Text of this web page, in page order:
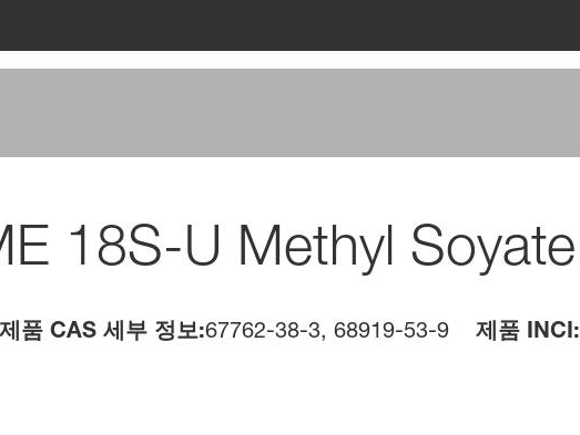
18S-U Methyl Soyate
제품 CAS 세부 정보:67762-38-3, 68919-53-9 제품 INCI: